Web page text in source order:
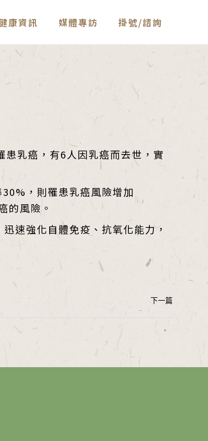
康資訊 媒體專訪 掛號/諮詢
乳癌，有6人因乳癌而去世，實
，則罹患乳癌風險增加
的風險。
速強化自體免疫、抗氧化能力，